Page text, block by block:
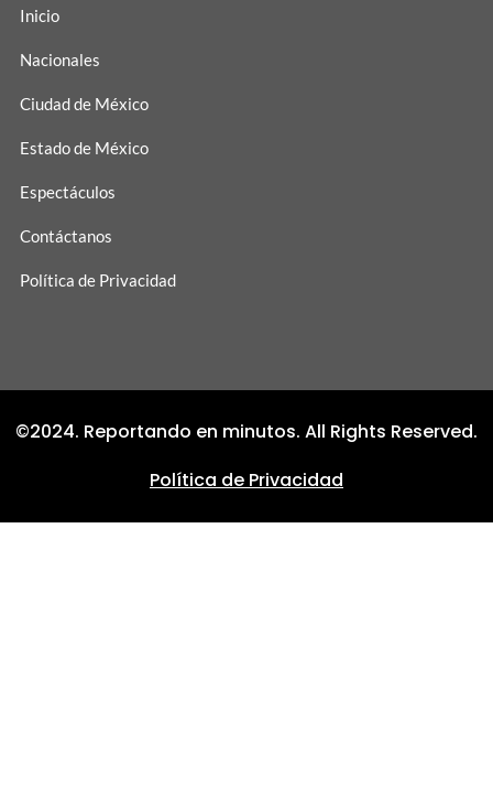
Inicio
Nacionales
Ciudad de México
Estado de México
Espectáculos
Contáctanos
Política de Privacidad
©2024. Reportando en minutos. All Rights Reserved.
Política de Privacidad